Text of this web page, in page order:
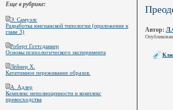
Автор:
Еще в рубрике:
Э. Самуэлс
Разработка юнгианской типологии (приложение к
главе 3)
Роберт Готтсданкер
Основы психологического эксперимента
Лёйнер Х.
Кататимное переживание образов.
А. Адлер
Комплекс неполноценности и комплекс
превосходства